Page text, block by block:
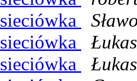
sieciówka
sieciówka
sieciówka